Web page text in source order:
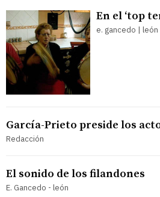
En el ‘top
e. gancedo | león
García-Prieto preside los
Redacción
El sonido de los filandones
E. Gancedo - león